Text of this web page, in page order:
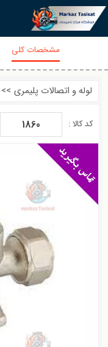
مشخصات کلی
لوله و اتصالات پلیمری >>
کد کالا : 1860